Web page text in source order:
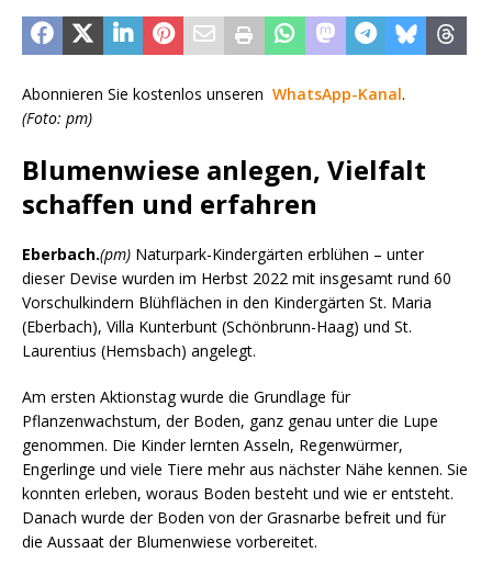
Abonnieren Sie kostenlos unseren WhatsApp-Kanal.
(Foto: pm)
Blumenwiese anlegen, Vielfalt
schaffen und erfahren
Eberbach.(pm) Naturpark-Kindergärten erblühen – unter
dieser Devise wurden im Herbst 2022 mit insgesamt rund 60
Vorschulkindern Blühflächen in den Kindergärten St. Maria
(Eberbach), Villa Kunterbunt (Schönbrunn-Haag) und St.
Laurentius (Hemsbach) angelegt.
Am ersten Aktionstag wurde die Grundlage für
Pflanzenwachstum, der Boden, ganz genau unter die Lupe
genommen. Die Kinder lernten Asseln, Regenwürmer,
Engerlinge und viele Tiere mehr aus nächster Nähe kennen. Sie
konnten erleben, woraus Boden besteht und wie er entsteht.
Danach wurde der Boden von der Grasnarbe befreit und für
die Aussaat der Blumenwiese vorbereitet.